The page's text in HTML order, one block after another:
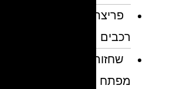
פריצת
רכבים
שחזור
מפתח